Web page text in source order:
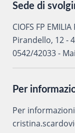
Sede di
CIOFS FP
Pirandello, 12 -
0542/42033 -
Per
Per